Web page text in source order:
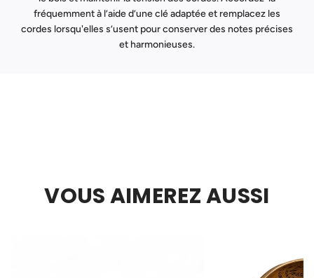
fréquemment à l’aide d’une clé adaptée et remplacez les
cordes lorsqu'elles s’usent pour conserver des notes précises
et harmonieuses.
VOUS AIMEREZ AUSSI